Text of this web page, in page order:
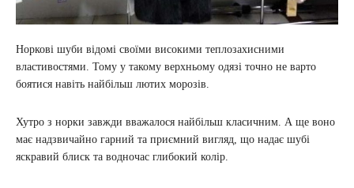
Норкові шуби відомі своїми високими теплозахисними
властивостями. Тому у такому верхньому одязі точно не варто
боятися навіть найбільш лютих морозів.
Хутро з норки завжди вважалося найбільш класичним. А ще воно
має надзвичайно гарний та приємний вигляд, що надає шубі
яскравий блиск та водночас глибокий колір.